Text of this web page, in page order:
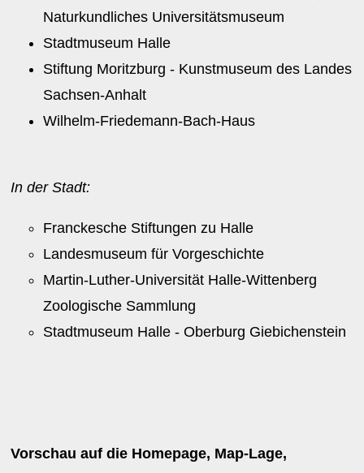
Naturkundliches Universitätsmuseum
Stadtmuseum Halle
Stiftung Moritzburg - Kunstmuseum des Landes
Sachsen-Anhalt
Wilhelm-Friedemann-Bach-Haus
In der Stadt:
Franckesche Stiftungen zu Halle
Landesmuseum für Vorgeschichte
Martin-Luther-Universität Halle-Wittenberg
Zoologische Sammlung
Stadtmuseum Halle - Oberburg Giebichenstein
Vorschau auf die Homepage, Map-Lage,